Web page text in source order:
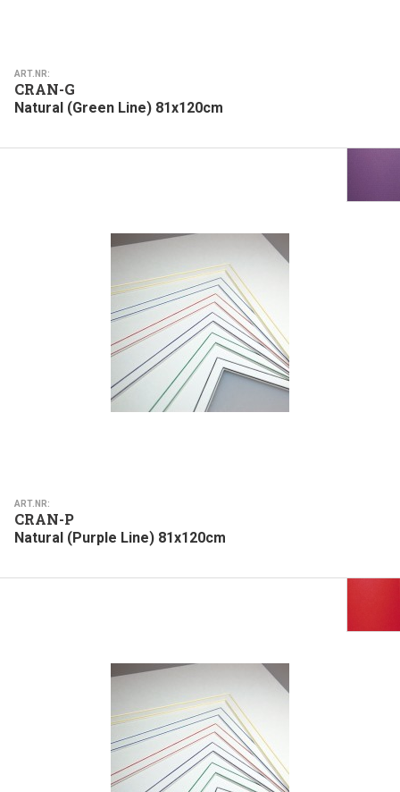
ART.NR:
CRAN-G
Natural (Green Line) 81x120cm
ART.NR:
CRAN-P
Natural (Purple Line) 81x120cm